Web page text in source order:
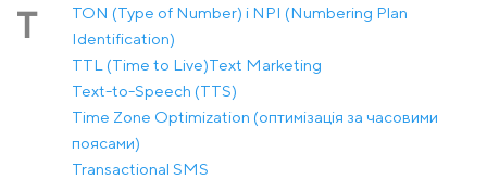
T
TON (Type of Number) і NPI (Numbering Plan
Identification)
TTL (Time to Live)Text Marketing
Text-to-Speech (TTS)
Time Zone Optimization (оптимізація за часовими
поясами)
Transactional SMS